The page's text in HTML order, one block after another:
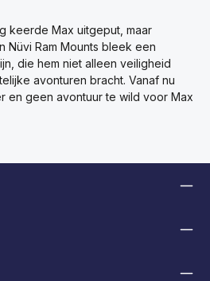
keerde Max uitgeput, maar
Nüvi Ram Mounts bleek een
die hem niet alleen veiligheid
avonturen bracht. Vanaf nu
en geen avontuur te wild voor Max